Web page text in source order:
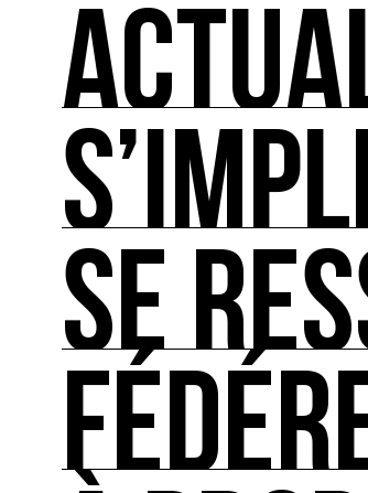
ACTUALITÉS
L'actualité française et
S’IMPLIQUER
Les bonnes pratiques, guides et
SE
SE RESSOURCER
Les ressources théoriques et